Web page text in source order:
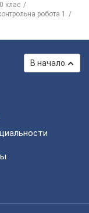
клас
робота 1
В начало